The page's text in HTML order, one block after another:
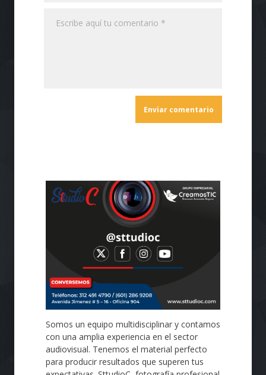
calidad, intuitivas, de fácil navegación,
personalizadas de acuerdo a tus
necesidades, utilizamos de manera eficiente
lo último en sistema de gestión de